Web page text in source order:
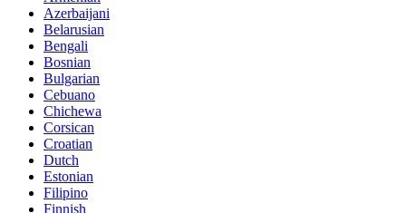
Azerbaijani
Belarusian
Bengali
Bosnian
Bulgarian
Cebuano
Chichewa
Corsican
Croatian
Dutch
Estonian
Filipino
Finnish